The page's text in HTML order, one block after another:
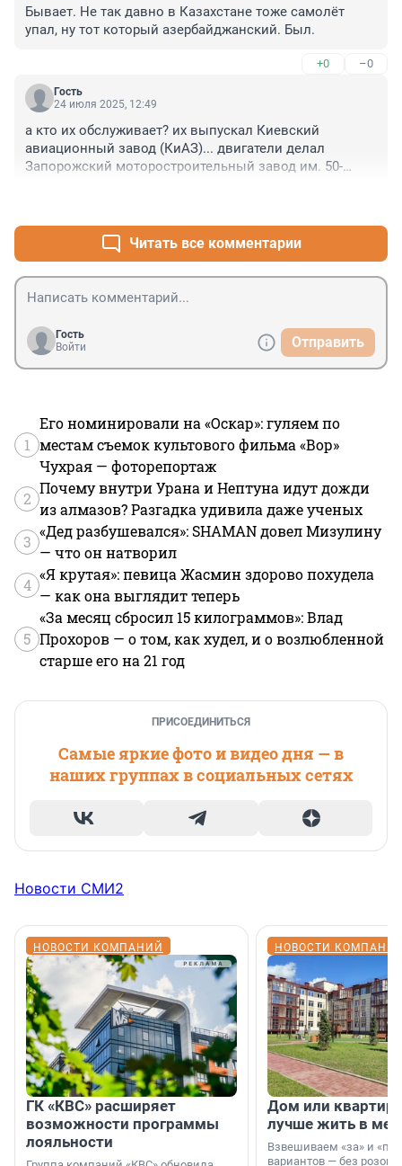
Хорошо бы, если не смену, а подтверждение
текущего/предыдущего курса, с которым всё есть/
нужно молиться, делать то, что заповедал Господь,
прислушиваться к близким и родным, и летать только
когда реально нет других вариантов, пока наши
правители не наведут порядок, пока не будут на
местных линиях новые российские самолёты.
Бывает. Не так давно в Казахстане тоже самолёт
упал, ну тот который азербайджанский. Был.
+0 –0
Гость
24 июля 2025, 12:49
а кто их обслуживает? их выпускал Киевский
авиационный завод (КиАЗ)... двигатели делал
Запорожский моторостроительный завод им. 50-
Читать все комментарии
Гость
Войти
Отправить
1
Его номинировали на «Оскар»: гуляем по
местам съемок культового фильма «Вор»
Чухрая — фоторепортаж
2
Почему внутри Урана и Нептуна идут дожди
из алмазов? Разгадка удивила даже ученых
3
«Дед разбушевался»: SHAMAN довел Мизулину
— что он натворил
4
«Я крутая»: певица Жасмин здорово похудела
— как она выглядит теперь
5
«За месяц сбросил 15 килограммов»: Влад
Прохоров — о том, как худел, и о возлюбленной
старше его на 21 год
ПРИСОЕДИНИТЬСЯ
Самые яркие фото и видео дня — в
наших группах в социальных сетях
Новости СМИ2
НОВОСТИ КОМПАНИЙ
ГК «КВС» расширяет
возможности программы
лояльности
НОВОСТИ
Дом или
лучше жить в
Взвешиваем «за» и
вариантов — без